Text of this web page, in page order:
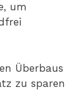
um
Überbaus
zu sparen